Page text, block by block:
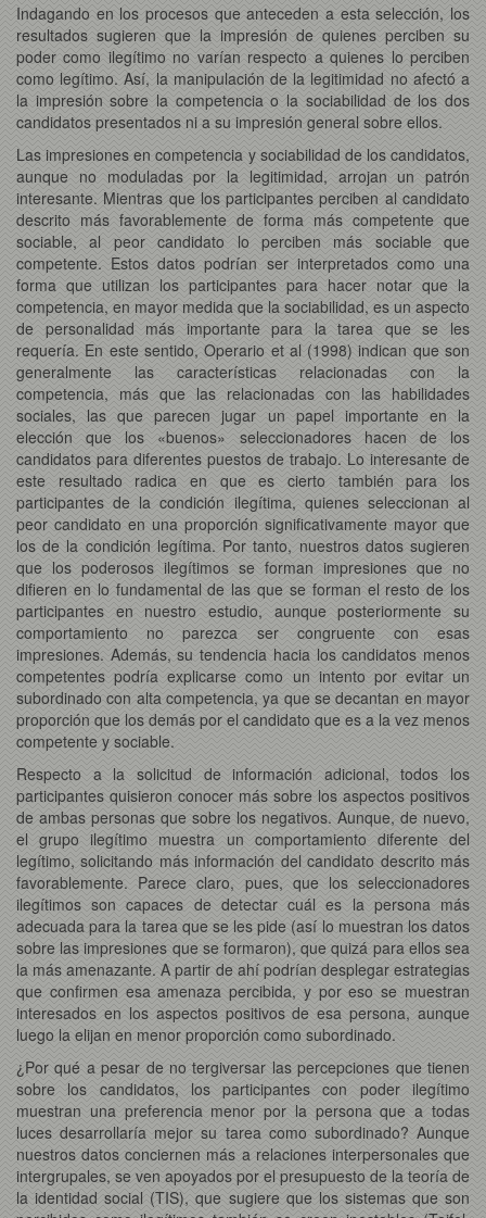
Indagando en los procesos que anteceden a esta selección, los
resultados sugieren que la impresión de quienes perciben su
poder como ilegítimo no varían respecto a quienes lo perciben
como legítimo. Así, la manipulación de la legitimidad no afectó a
la impresión sobre la competencia o la sociabilidad de los dos
candidatos presentados ni a su impresión general sobre ellos.
Las impresiones en competencia y sociabilidad de los candidatos,
aunque no moduladas por la legitimidad, arrojan un patrón
interesante. Mientras que los participantes perciben al candidato
descrito más favorablemente de forma más competente que
sociable, al peor candidato lo perciben más sociable que
competente. Estos datos podrían ser interpretados como una
forma que utilizan los participantes para hacer notar que la
competencia, en mayor medida que la sociabilidad, es un aspecto
de personalidad más importante para la tarea que se les
requería. En este sentido, Operario et al (1998) indican que son
generalmente las características relacionadas con la
competencia, más que las relacionadas con las habilidades
sociales, las que parecen jugar un papel importante en la
elección que los «buenos» seleccionadores hacen de los
candidatos para diferentes puestos de trabajo. Lo interesante de
este resultado radica en que es cierto también para los
participantes de la condición ilegítima, quienes seleccionan al
peor candidato en una proporción significativamente mayor que
los de la condición legítima. Por tanto, nuestros datos sugieren
que los poderosos ilegítimos se forman impresiones que no
difieren en lo fundamental de las que se forman el resto de los
participantes en nuestro estudio, aunque posteriormente su
comportamiento no parezca ser congruente con esas
impresiones. Además, su tendencia hacia los candidatos menos
competentes podría explicarse como un intento por evitar un
subordinado con alta competencia, ya que se decantan en mayor
proporción que los demás por el candidato que es a la vez menos
competente y sociable.
Respecto a la solicitud de información adicional, todos los
participantes quisieron conocer más sobre los aspectos positivos
de ambas personas que sobre los negativos. Aunque, de nuevo,
el grupo ilegítimo muestra un comportamiento diferente del
legítimo, solicitando más información del candidato descrito más
favorablemente. Parece claro, pues, que los seleccionadores
ilegítimos son capaces de detectar cuál es la persona más
adecuada para la tarea que se les pide (así lo muestran los datos
sobre las impresiones que se formaron), que quizá para ellos sea
la más amenazante. A partir de ahí podrían desplegar estrategias
que confirmen esa amenaza percibida, y por eso se muestran
interesados en los aspectos positivos de esa persona, aunque
luego la elijan en menor proporción como subordinado.
¿Por qué a pesar de no tergiversar las percepciones que tienen
sobre los candidatos, los participantes con poder ilegítimo
muestran una preferencia menor por la persona que a todas
luces desarrollaría mejor su tarea como subordinado? Aunque
nuestros datos conciernen más a relaciones interpersonales que
intergrupales, se ven apoyados por el presupuesto de la teoría de
la identidad social (TIS), que sugiere que los sistemas que son